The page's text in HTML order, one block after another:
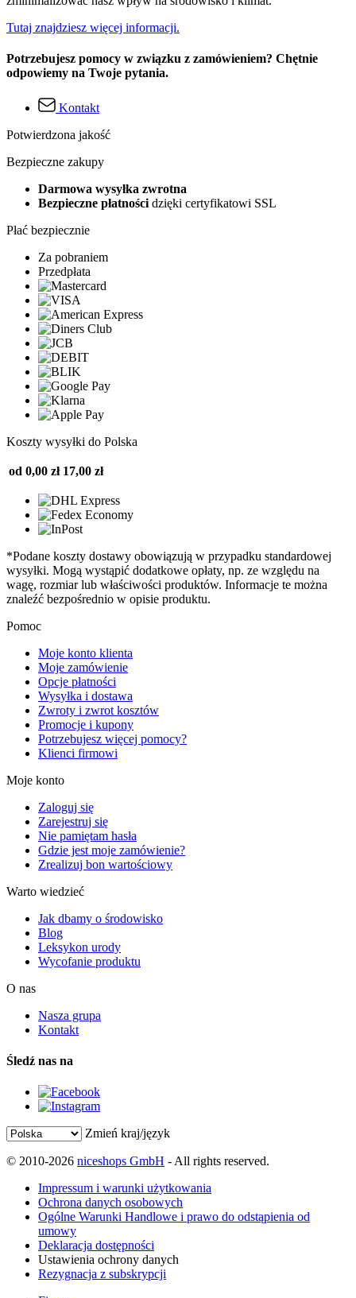
Tutaj znajdziesz więcej informacji.
Potrzebujesz pomocy w związku z zamówieniem? Chętnie
odpowiemy na Twoje pytania.
Kontakt
Potwierdzona jakość
Bezpieczne zakupy
Darmowa wysyłka zwrotna
Bezpieczne płatności dzięki certyfikatowi SSL
Płać bezpiecznie
Za pobraniem
Przedpłata
Koszty wysyłki do Polska
od 0,00 zł 17,00 zł
*Podane koszty dostawy obowiązują w przypadku standardowej
wysyłki. Mogą wystąpić dodatkowe opłaty, np. ze względu na
wagę, rozmiar lub właściwości produktów. Informacje te można
znaleźć bezpośrednio w opisie produktu.
Pomoc
Moje konto klienta
Moje zamówienie
Opcje płatności
Wysyłka i dostawa
Zwroty i zwrot kosztów
Promocje i kupony
Potrzebujesz więcej pomocy?
Klienci firmowi
Moje konto
Zaloguj się
Zarejestruj się
Nie pamiętam hasła
Gdzie jest moje zamówienie?
Zrealizuj bon wartościowy
Warto wiedzieć
Jak dbamy o środowisko
Blog
Leksykon urody
Wycofanie produktu
O nas
Nasza grupa
Kontakt
Śledź nas na
Zmień kraj/język
© 2010-2026 niceshops GmbH - All rights reserved.
Impressum i warunki użytkowania
Ochrona danych osobowych
Ogólne Warunki Handlowe i prawo do odstąpienia od
umowy
Deklaracja dostępności
Ustawienia ochrony danych
Rezygnacja z subskrypcji